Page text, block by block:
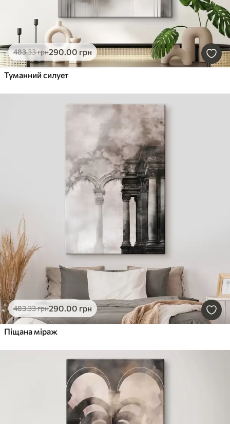
483.33грн290.00 грн
Туманний силует
483.33грн290.00 грн
Піщана міраж